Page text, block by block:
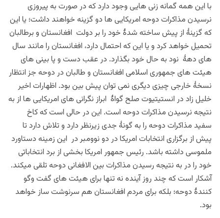
با این همه گمانه زنی هایی وجود دارد که در صورت به پیروزی
نرسیدن مذاکرات دوحه امریکایی ها دو گزینه خواهند داشت؛ یا این
که گزینۀ از پیش ساخته شدۀ خود را بر دولت افغانستان و برطالبان
تحمیل خواهد کرد و یا این که احتمال دارد، افغانستان را مانند سال
های دهۀ نود به حال خود بگذارد. در عقب دست و پا بینی های
هیئت های جمهوری اسلامی افغانستان و طالبان در دوحه جز انتظار
نسخۀ خارجی چیزی دیگری نمی توان پیش بین بود. اظهارات اخیر
خلیل زاد در انستیتیوت صلح گواۀ ابراز نگرانی های امریکایی ها از به
نتیجه نرسیدن مذاکرات دوحه است. این در حالی است که کاخ
سفید مذاکرات دوحه را به گونۀ جدی زیرنظر دارد و تلاش دارد تا
پیش از برگزاری انتخابات امریکا در دو نوومبر در این زمینه دستاورد
ملموسی داشته باشد. رئیس جمهور امریکا بخشی از برد انتخاباتی
خود را در به نتیجه رسیدن مذاکرات بین الافغانی دوحه تلقی میکند.
آشکار است که چند روز آینده نه تنها برای هیئت های گفت وگو
کنندۀ دوحه؛ بلکه برای مردم افغانستان هم سرنوشت ساز خواهد
بود.